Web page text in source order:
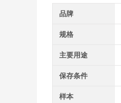
品牌
规格
主要用途
保存条件
样本